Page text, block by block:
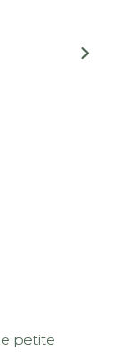
petite